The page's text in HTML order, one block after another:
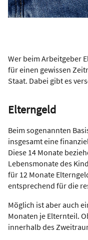
Wer beim Arbeitgeber
für einen gewissen
Staat. Dabei gibt es
Elterngeld
Beim sogenannten
insgesamt eine
Diese 14 Monate
Lebensmonate des
für 12 Monate
entsprechend für die
Möglich ist aber auch
Monaten je Elternteil.
innerhalb des